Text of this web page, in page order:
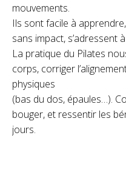
mouvements.
Ils sont facile à
sans impact, s’adressent
La pratique du Pilates
corps, corriger
physiques
(bas du dos, épaules…).
bouger, et ressentir les
jours.